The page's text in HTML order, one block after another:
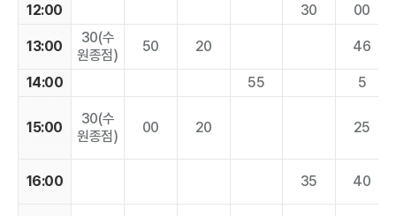
12:00 30 00
13:00
30(수
원종점)
50 20 46
14:00 55 5
15:00
30(수
원종점)
00 20 25
16:00 35 40